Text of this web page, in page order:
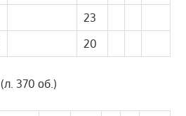
23
20
(л. 370 об.)